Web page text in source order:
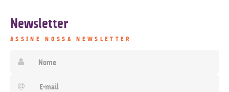
Newsletter
ASSINE NOSSA NEWSLETTER